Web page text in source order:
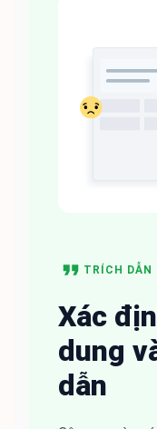
TRÍCH DẪN
Xác
dung
dẫn